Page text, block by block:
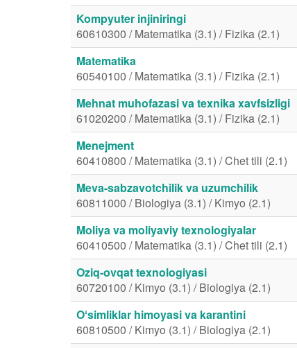
Kompyuter injiniringi
60610300 / Matematika (3.1) / Fizika (2.1)
Matematika
60540100 / Matematika (3.1) / Fizika (2.1)
Mehnat muhofazasi va texnika xavfsizligi
61020200 / Matematika (3.1) / Fizika (2.1)
Menejment
60410800 / Matematika (3.1) / Chet tili (2.1)
Meva-sabzavotchilik va uzumchilik
60811000 / Biologiya (3.1) / Kimyo (2.1)
Moliya va moliyaviy texnologiyalar
60410500 / Matematika (3.1) / Chet tili (2.1)
Oziq-ovqat texnologiyasi
60720100 / Kimyo (3.1) / Biologiya (2.1)
Oʻsimliklar himoyasi va karantini
60810500 / Kimyo (3.1) / Biologiya (2.1)